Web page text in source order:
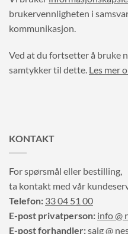
brukervennligheten i
kommunikasjon.
Ved at du fortsetter å bruke
samtykker til dette. Les mer
KONTAKT
For spørsmål eller bestilling,
ta kontakt med vår
Telefon: 33 04 51 00
E-post privatperson: info @
E-post forhandler:salg @